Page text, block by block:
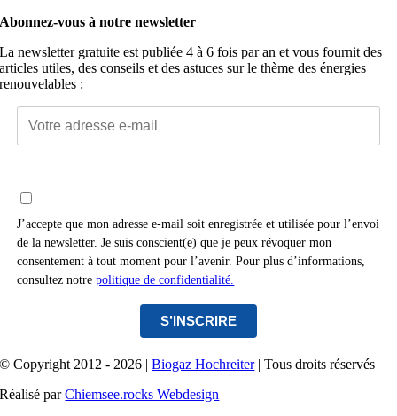
Abonnez-vous à notre newsletter
La newsletter gratuite est publiée 4 à 6 fois par an et vous fournit des
articles utiles, des conseils et des astuces sur le thème des énergies
renouvelables :
J’accepte que mon adresse e-mail soit enregistrée et utilisée pour l’envoi
de la newsletter. Je suis conscient(e) que je peux révoquer mon
consentement à tout moment pour l’avenir. Pour plus d’informations,
consultez notrepolitique de confidentialité.
S’INSCRIRE
© Copyright 2012 - 2026 |Biogaz Hochreiter| Tous droits réservés
Réalisé parChiemsee.rocks Webdesign